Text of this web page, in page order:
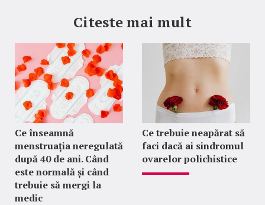
Citeste mai mult
Ce înseamnă
menstruația neregulată
după 40 de ani. Când
este normală și când
trebuie să mergi la
medic
Ce trebuie neapărat să
faci dacă ai sindromul
ovarelor polichistice